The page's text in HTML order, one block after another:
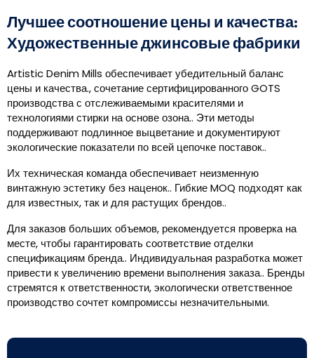
Лучшее соотношение цены и качества:
Художественные джинсовые фабрики
Artistic Denim Mills обеспечивает убедительный баланс
цены и качества., сочетание сертифицированного GOTS
производства с отслеживаемыми красителями и
технологиями стирки на основе озона.. Эти методы
поддерживают подлинное выцветание и документируют
экологические показатели по всей цепочке поставок..
Их техническая команда обеспечивает неизменную
винтажную эстетику без наценок.. Гибкие MOQ подходят как
для известных, так и для растущих брендов..
Для заказов больших объемов, рекомендуется проверка на
месте, чтобы гарантировать соответствие отделки
спецификациям бренда.. Индивидуальная разработка может
привести к увеличению времени выполнения заказа.. Бренды
стремятся к ответственности, экологически ответственное
производство сочтет компромиссы незначительными.